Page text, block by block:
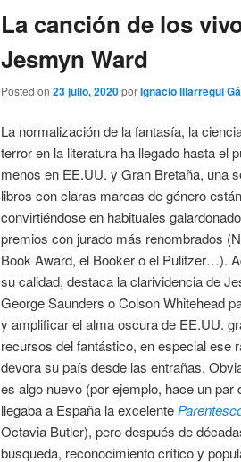
La canción de los
Jesmyn Ward
Posted on 23 julio, 2020porIgnacio Illarregui
La normalización de la fantasía, la
terror en la literatura ha llegado hasta el
menos en EE.UU. y Gran Bretaña, una
libros con claras marcas de género están
convirtiéndose en habituales
premios con jurado más renombrados
Book Award, el Booker o el Pulitzer…).
su calidad, destaca la clarividencia de
George Saunders o Colson Whitehead
y amplificar el alma oscura de EE.UU.
recursos del fantástico, en especial ese
devora su país desde las entrañas.
es algo nuevo (por ejemplo, hace un par
llegaba a España la excelente
Octavia Butler), pero después de
búsqueda, reconocimiento crítico y